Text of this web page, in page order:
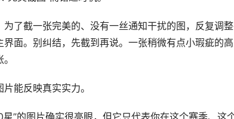
为了截一张完美的、没有一丝通知干扰的图，反复调
界面。别纠结，先截到再说。一张稍微有点小瑕疵的
能反映真实实力。